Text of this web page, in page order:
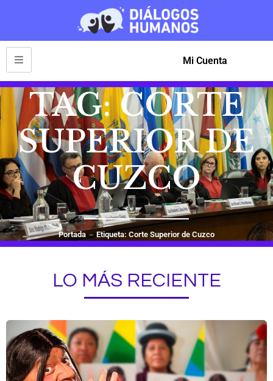
Mi Cuenta
TAG: CORTE
SUPERIOR DE
CUZCO
Portada Etiqueta: Corte Superior de Cuzco
LO MÁS RECIENTE